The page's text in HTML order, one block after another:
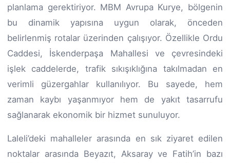
planlama gerektiriyor. MBM Avrupa Kurye, bölgenin
bu dinamik yapısına uygun olarak, önceden
belirlenmiş rotalar üzerinden çalışıyor. Özellikle Ordu
Caddesi, İskenderpaşa Mahallesi ve çevresindeki
işlek caddelerde, trafik sıkışıklığına takılmadan en
verimli güzergahlar kullanılıyor. Bu sayede, hem
zaman kaybı yaşanmıyor hem de yakıt tasarrufu
sağlanarak ekonomik bir hizmet sunuluyor.
Laleli’deki mahalleler arasında en sık ziyaret edilen
noktalar arasında Beyazıt, Aksaray ve Fatih’in bazı